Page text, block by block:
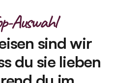
Auswahl
sind wir
du sie lieben